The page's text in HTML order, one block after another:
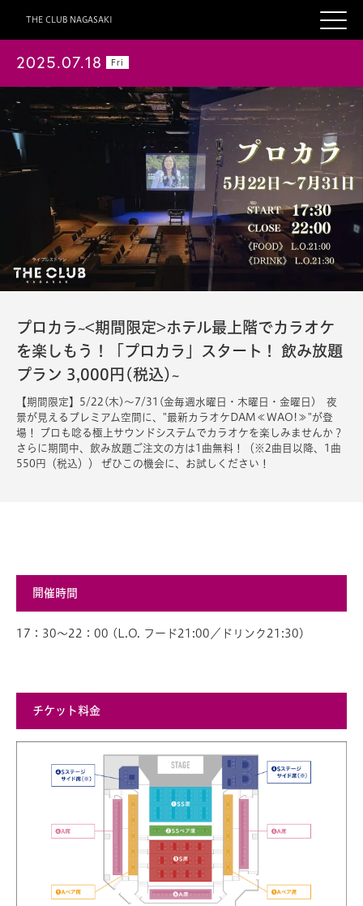
THE CLUB NAGASAKI
2025.07.18 Fri
プロカラ~<期間限定>ホテル最上階でカラオケ
を楽しもう！「プロカラ」スタート！ 飲み放題
プラン 3,000円(税込)~
【期間限定】5/22(木)～7/31(金毎週水曜日・木曜日・金曜日) 夜
景が見えるプレミアム空間に、"最新カラオケDAM≪WAO!≫"が登
場！ プロも唸る極上サウンドシステムでカラオケを楽しみませんか？
さらに期間中、飲み放題ご注文の方は1曲無料！（※2曲目以降、1曲
550円（税込）） ぜひこの機会に、お試しください！
開催時間
17：30～22：00 (L.O. フード21:00／ドリンク21:30)
チケット料金